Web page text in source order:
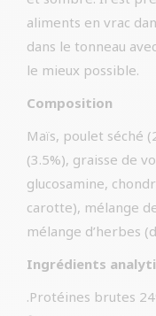
aliments en vrac
dans le tonneau
le mieux possible.
Composition
Maïs, poulet séché
(3.5%), graisse de
glucosamine,
carotte), mélange
mélange d’herbes
Ingrédients
.Protéines brutes